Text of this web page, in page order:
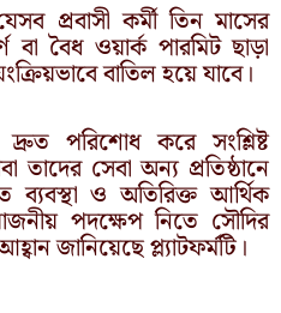
প্রবাসী কর্মী তিন মাসের
বা বৈধ ওয়ার্ক পারমিট ছাড়া
বাতিল হয়ে যাবে।
পরিশোধ করে সংশ্লিষ্ট
তাদের সেবা অন্য প্রতিষ্ঠানে
ব্যবস্থা ও অতিরিক্ত আর্থিক
পদক্ষেপ নিতে সৌদির
জানিয়েছে প্ল্যাটফর্মটি।